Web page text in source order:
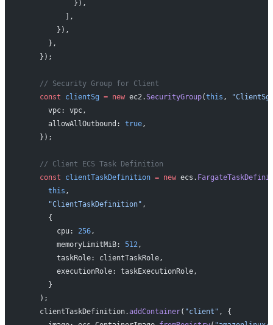
            }),
          ],
        }),
      },
    });
    // Security Group for Client
    const
clientSg = new ec2.SecurityGroup(this ,
      vpc: vpc,
      allowAllOutbound:
true,
    });
    // Client ECS Task Definition
    const
clientTaskDefinition = new ecs.
      this
,
      "ClientTaskDefinition"
,
      {
        cpu:
256,
        memoryLimitMiB:
512,
        taskRole: clientTaskRole,
        executionRole: taskExecutionRole,
      }
    );
    clientTaskDefinition.
addContainer( "client" , {